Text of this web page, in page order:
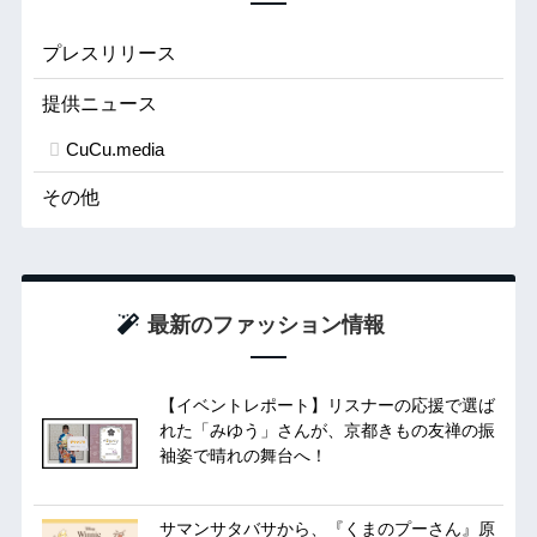
プレスリリース
提供ニュース
CuCu.media
その他
最新のファッション情報
【イベントレポート】リスナーの応援で選ば
れた「みゆう」さんが、京都きもの友禅の振
袖姿で晴れの舞台へ！
サマンサタバサから、『くまのプーさん』原